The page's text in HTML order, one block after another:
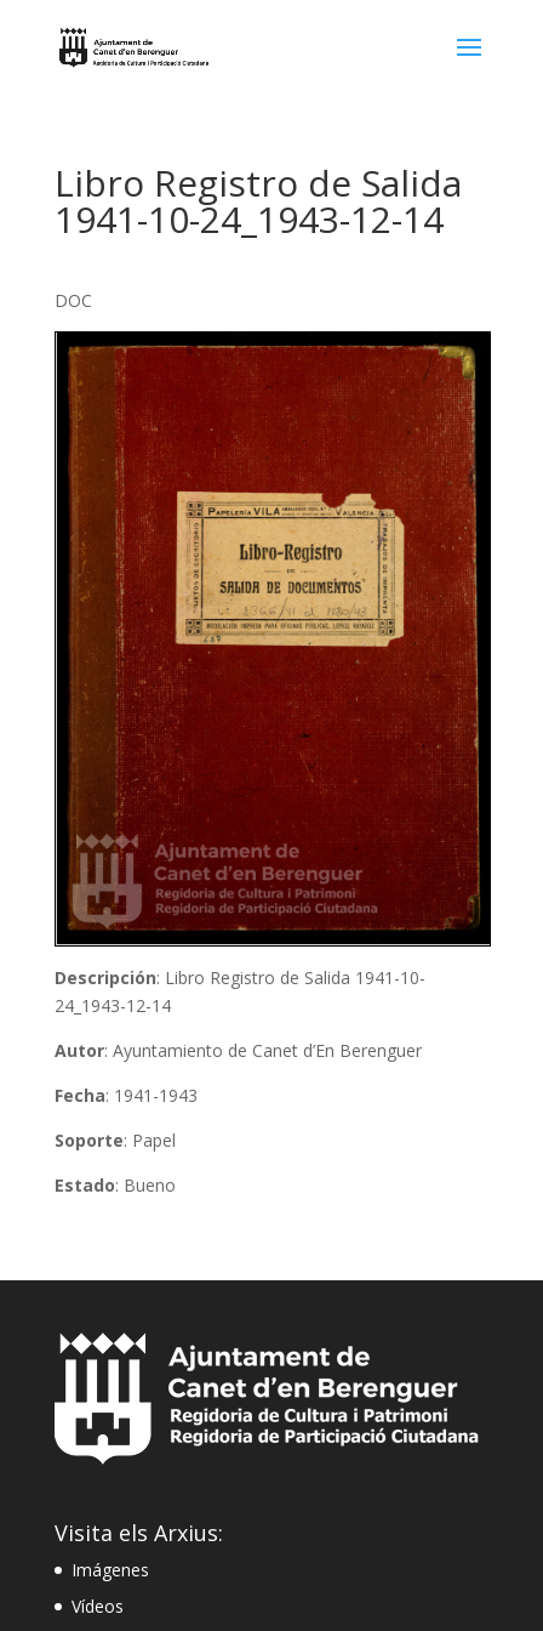
Libro Registro de Salida
1941-10-24_1943-12-14
DOC
Descripción: Libro Registro de Salida 1941-10-
24_1943-12-14
Autor: Ayuntamiento de Canet d’En Berenguer
Fecha: 1941-1943
Soporte: Papel
Estado: Bueno
Visita els Arxius:
Imágenes
Vídeos